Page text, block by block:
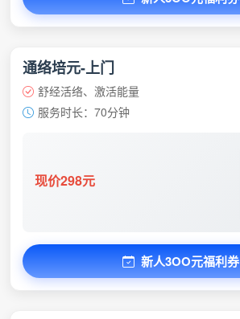
通络培元-上门
舒经活络、激活能量
服务时长：70分钟
现价298元
新人3OO元福利券